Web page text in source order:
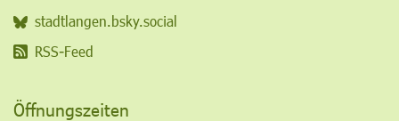
stadtlangen.bsky.social
RSS-Feed
Öffnungszeiten